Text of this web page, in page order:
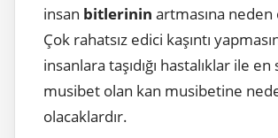
insan bitlerinin artmasına neden
Çok rahatsız edici kaşıntı
insanlara taşıdığı hastalıklar ile en
musibet olan kan musibetine
olacaklardır.